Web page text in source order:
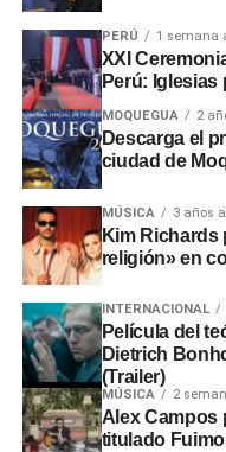
PERÚ 1 semana
XXI
Perú: Iglesias
MOQUEGUA 2
Descarga el
ciudad de
MÚSICA 3 años
Kim Richards
religión» en
INTERNACIONAL
Película del
Dietrich
(Trailer)
MÚSICA 2
Alex Campos
titulado